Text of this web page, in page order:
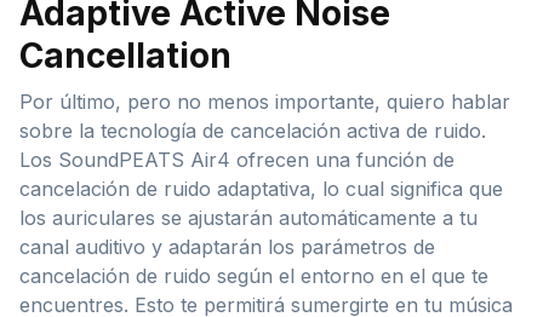
Adaptive Active Noise
Cancellation
Por último, pero no menos importante, quiero hablar
sobre la tecnología de cancelación activa de ruido.
Los SoundPEATS Air4 ofrecen una función de
cancelación de ruido adaptativa, lo cual significa que
los auriculares se ajustarán automáticamente a tu
canal auditivo y adaptarán los parámetros de
cancelación de ruido según el entorno en el que te
encuentres. Esto te permitirá sumergirte en tu música